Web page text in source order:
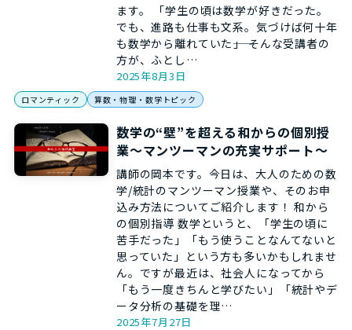
ます。 「学生の頃は数学が好きだった。
でも、進路も仕事も文系。気づけば何十年
も数学から離れていた――」 そんな受講者の
方が、ふとし…
2025年8月3日
ロマンティック 算数・物理・数学トピック
数学の“壁”を超える和からの個別授
業～マンツーマンの充実サポート～
講師の岡本です。今日は、大人のための数
学/統計のマンツーマン授業や、そのお申
込み方法についてご紹介します！ 和から
の個別指導 数学というと、「学生の頃に
苦手だった」「もう使うことなんてないと
思っていた」という方も多いかもしれませ
ん。ですが最近は、社会人になってから
「もう一度きちんと学びたい」「統計やデ
ータ分析の基礎を理…
2025年7月27日